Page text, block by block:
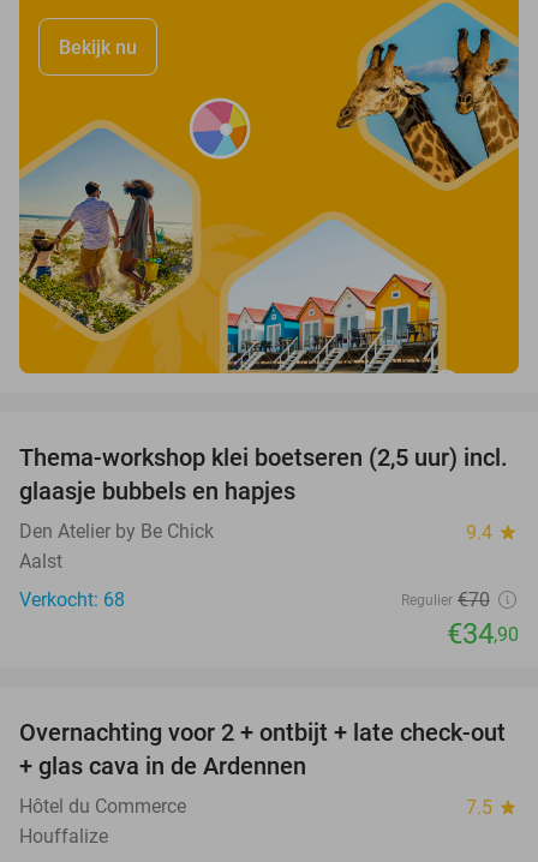
Bekijk nu
50%
Thema-workshop klei boetseren (2,5 uur) incl.
glaasje bubbels en hapjes
Den Atelier by Be Chick 9.4 star
Aalst
Verkocht: 68
Regulier €70
€34,90
31%
Overnachting voor 2 + ontbijt + late check-out
+ glas cava in de Ardennen
Hôtel du Commerce 7.5 star
Houffalize